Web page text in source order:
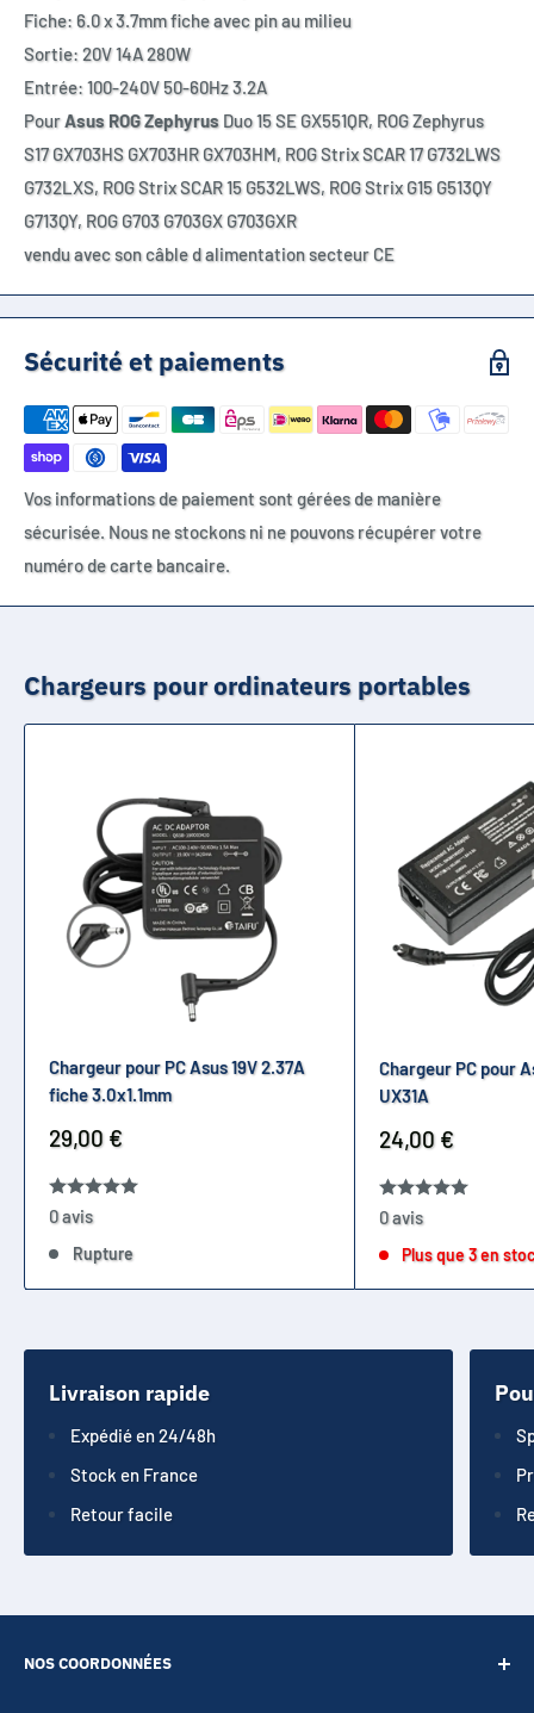
Fiche: 6.0 x 3.7mm fiche avec pin au milieu
Sortie: 20V 14A 280W
Entrée: 100-240V 50-60Hz 3.2A
PourAsus ROG Zephyrus Duo 15 SE GX551QR, ROG Zephyrus
S17 GX703HS GX703HR GX703HM, ROG Strix SCAR 17 G732LWS
G732LXS, ROG Strix SCAR 15 G532LWS, ROG Strix G15 G513QY
G713QY, ROG G703 G703GX G703GXR
vendu avec son câble d alimentation secteur CE
Sécurité et paiements
Vos informations de paiement sont gérées de manière
sécurisée. Nous ne stockons ni ne pouvons récupérer votre
numéro de carte bancaire.
Chargeurs pour ordinateurs portables
Chargeur pour PC Asus 19V 2.37A
fiche 3.0x1.1mm
Prix
réduit
29,00 €
0 avis
Rupture
Chargeur PC pour
UX31A
Prix
réduit
24,00 €
0 avis
Plus que 3 en
Livraison rapide
Expédié en 24/48h
Stock en France
Retour facile
NOS COORDONNÉES